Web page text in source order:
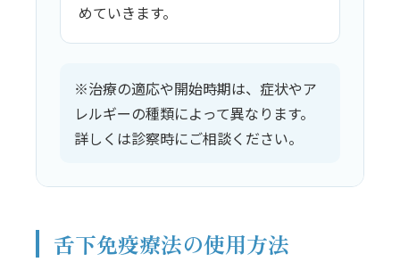
めていきます。
※治療の適応や開始時期は、症状やア
レルギーの種類によって異なります。
詳しくは診察時にご相談ください。
舌下免疫療法の使用方法